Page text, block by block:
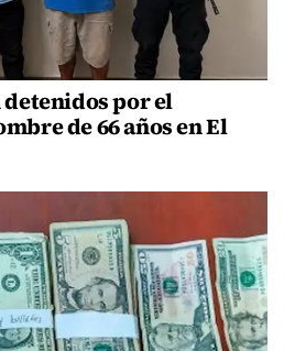
por el
de 66 años en El